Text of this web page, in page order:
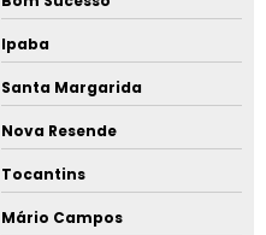
Ipaba
Santa Margarida
Nova Resende
Tocantins
Mário Campos